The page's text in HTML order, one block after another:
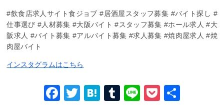
#飲食店求人サイト食ジョブ #居酒屋スタッフ募集 #バイト探し #
仕事選び #人材募集 #大阪バイト #スタッフ募集 #ホール求人 #大
阪求人 #バイト募集 #アルバイト募集 #求人募集 #焼肉屋求人 #焼
肉屋バイト
インスタグラムはこちら
Facebook
TwitterHatena
Tumblr
LinePocket